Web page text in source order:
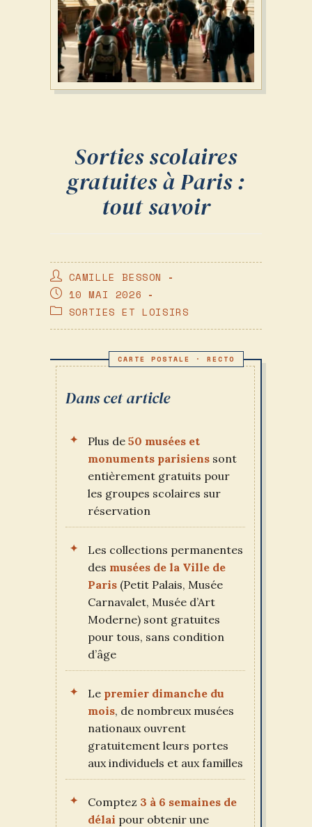
Sorties scolaires
gratuites à Paris :
tout savoir
AUTEUR/AUTRICE
DE
LA
PUBLICATION :
CAMILLE BESSON
PUBLICATION
PUBLIÉE :
10 MAI 2026
POSTSORTIES ET LOISIRS
Dans cet article
Plus de 50 musées et
monuments parisiens sont
entièrement gratuits pour
les groupes scolaires sur
réservation
Les collections permanentes
des musées de la Ville de
Paris (Petit Palais, Musée
Carnavalet, Musée d’Art
Moderne) sont gratuites
pour tous, sans condition
d’âge
Le premier dimanche du
mois, de nombreux musées
nationaux ouvrent
gratuitement leurs portes
aux individuels et aux familles
Comptez 3 à 6 semaines de
délai pour obtenir une